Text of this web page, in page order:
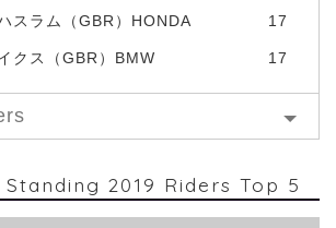
スラム（GBR）HONDA 17
クス（GBR）BMW 17
Standing 2019 Riders Top 5